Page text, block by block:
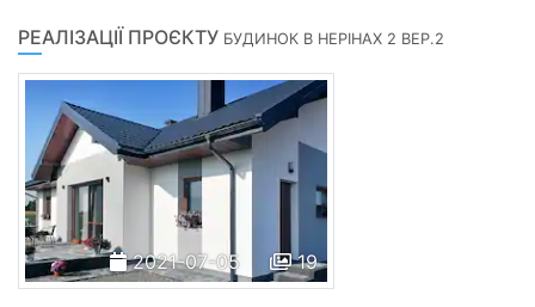
РЕАЛІЗАЦІЇ ПРОЄКТУ БУДИНОК В НЕРІНАХ 2 ВЕР.2
2021-07-05 19